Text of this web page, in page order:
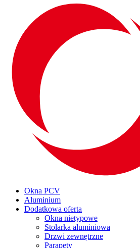
Okna PCV
Aluminium
Dodatkowa oferta
Okna nietypowe
Stolarka aluminiowa
Drzwi zewnętrzne
Parapety